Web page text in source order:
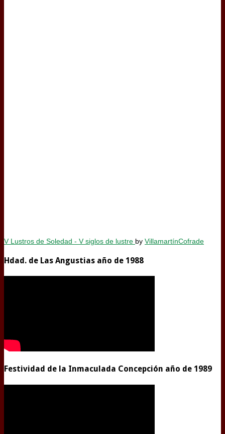
V Lustros de Soledad - V siglos de lustre by VillamartínCofrade
Hdad. de Las Angustias año de 1988
Festividad de la Inmaculada Concepción año de 1989